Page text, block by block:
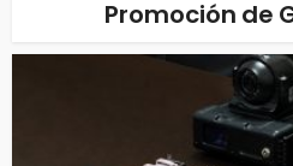
Promoción de